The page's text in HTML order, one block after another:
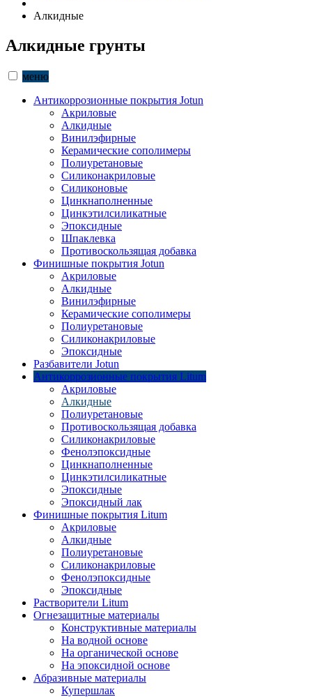
Алкидные
Алкидные грунты
меню
Антикоррозионные покрытия Jotun
Акриловые
Алкидные
Винилэфирные
Керамические сополимеры
Полиуретановые
Силиконакриловые
Силиконовые
Цинкнаполненные
Цинкэтилсиликатные
Эпоксидные
Шпаклевка
Противоскользящая добавка
Финишные покрытия Jotun
Акриловые
Алкидные
Винилэфирные
Керамические сополимеры
Полиуретановые
Силиконакриловые
Эпоксидные
Разбавители Jotun
Антикоррозионные покрытия Litum
Акриловые
Алкидные
Полиуретановые
Противоскользящая добавка
Силиконакриловые
Фенолэпоксидные
Цинкнаполненные
Цинкэтилсиликатные
Эпоксидные
Эпоксидный лак
Финишные покрытия Litum
Акриловые
Алкидные
Полиуретановые
Силиконакриловые
Фенолэпоксидные
Эпоксидные
Растворители Litum
Огнезащитные материалы
Конструктивные материалы
На водной основе
На органической основе
На эпоксидной основе
Абразивные материалы
Купершлак